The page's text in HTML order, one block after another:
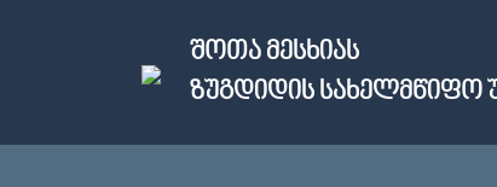
ᲨᲝᲗᲐ ᲛᲔᲡᲮᲘᲐᲡ
ᲖᲣᲒᲓᲘᲓᲘᲡ ᲡᲐᲮᲔᲚᲛᲬᲘᲤᲝ